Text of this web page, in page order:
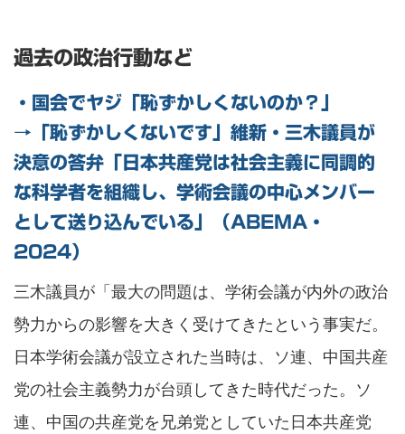
過去の政治行動など
・国会でヤジ「恥ずかしくないのか？」
→「恥ずかしくないです」維新・三木議員が
決意の答弁「日本共産党は社会主義に同調的
な科学者を組織し、学術会議の中心メンバー
として送り込んでいる」（ABEMA・
2024）
三木議員が「最大の問題は、学術会議が内外の政治
勢力からの影響を大きく受けてきたという事実だ。
日本学術会議が設立された当時は、ソ連、中国共産
党の社会主義勢力が台頭してきた時代だった。ソ
連、中国の共産党を兄弟党としていた日本共産党